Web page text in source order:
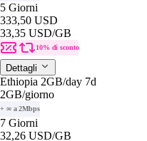
5 Giorni
333,50 USD
33,35 USD/GB
10% di sconto
Dettagli
Ethiopia 2GB/day 7d
2GB/giorno
+ ∞ a 2Mbps
7 Giorni
32,26 USD/GB